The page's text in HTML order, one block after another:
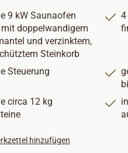
9 kW Saunaofen
doppelwandigem
und verzinktem,
Steinkorb
Steuerung
circa 12 kg
hinzufügen